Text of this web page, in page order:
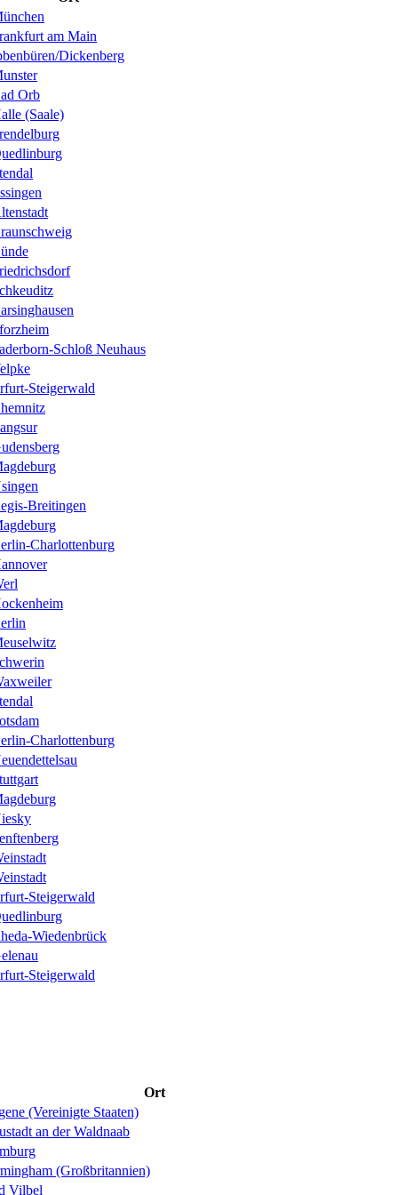
am Main
Dickenberg
Orb
(Saale)
Schloß Neuhaus
Steigerwald
Breitingen
Charlottenburg
Charlottenburg
Steigerwald
Wiedenbrück
Steigerwald
Ort
(Vereinigte Staaten)
an der Waldnaab
(Großbritannien)
Vilbel